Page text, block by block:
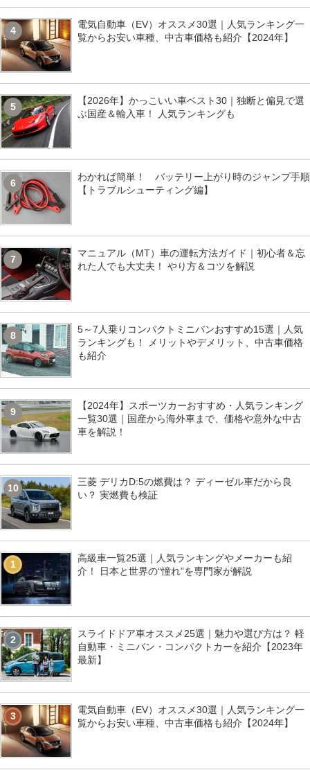
4
電気自動車（EV）オススメ30選｜人気ランキング一
覧からお安い車種、中古車価格も紹介【2024年】
5
【2026年】かっこいい車ベスト30｜独断と偏見で選
ぶ国産＆輸入車！ 人気ランキングも
6
わかれば簡単！ バッテリー上がり時のジャンプ手順
【トラブルシューティング編】
7
マニュアル（MT）車の運転方法ガイド｜初心者＆忘
れた人でも大丈夫！ やり方＆コツを解説
8
5～7人乗りコンパクトミニバンおすすめ15選｜人気
ランキングも！ メリットやデメリット、中古車価格
も紹介
9
【2024年】スポーツカーおすすめ・人気ランキング
一覧30選｜国産から海外車まで、価格や意外な中古
車を解説！
10
三菱 デリカD:5の燃費は？ ディーゼル車だから良
い？ 実燃費も検証
1
高級車一覧25選｜人気ランキングやメーカーも紹
介！ 日本と世界の“憧れ”を専門家が解説
2
スライドドア車オススメ25選｜魅力や選び方は？ 軽
自動車・ミニバン・コンパクトカーを紹介【2023年
最新】
3
電気自動車（EV）オススメ30選｜人気ランキング一
覧からお安い車種、中古車価格も紹介【2024年】